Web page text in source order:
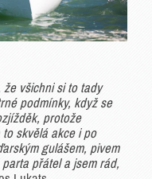
všichni si to tady
podmínky, když se
protože
skvělá akce i po
gulášem, pivem
přátel a jsem rád,